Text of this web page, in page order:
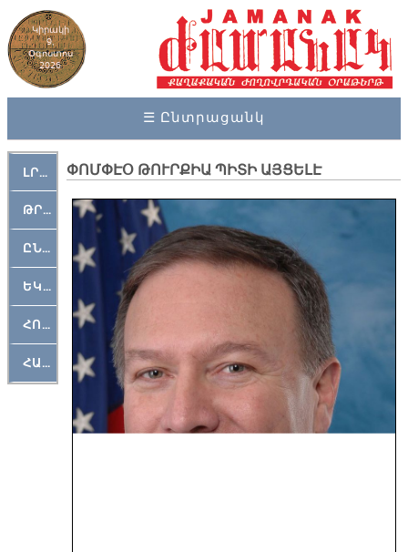
Կիրակի
9,
Օգոստոս
2026
☰ Ընտրացանկ
ԼՐԱՀՈՍ
ԹՐՔԱՀԱՅ ԿԵԱՆՔ
ԸՆԿԵՐԱՄՇԱԿՈՒԹԱՅԻՆ
ԵԿԵՂԵՑԱԿԱՆ
ՀՈԳԵՄՏԱՒՈՐ
ՀԱՐԹԱԿ
ՓՈՄՓԷՕ ԹՈՒՐՔԻԱ ՊԻՏԻ ԱՅՑԵԼԷ